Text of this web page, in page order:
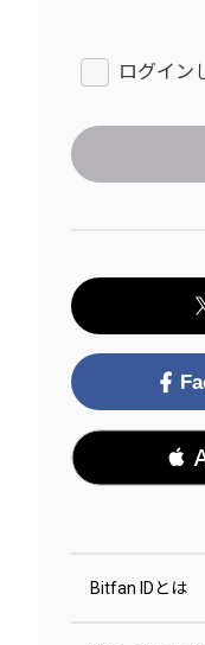
ログイン

Bitfan IDとは